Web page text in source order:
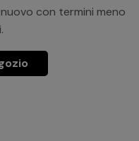
con termini meno